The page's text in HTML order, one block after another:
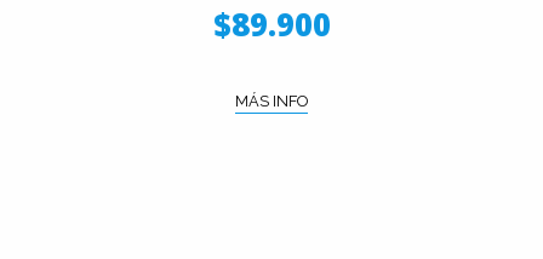
$89.900
MÁS INFO